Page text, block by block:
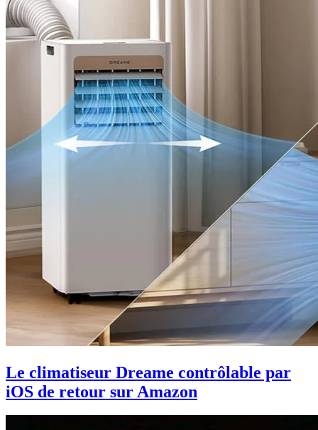
Le climatiseur Dreame contrôlable par
iOS de retour sur Amazon